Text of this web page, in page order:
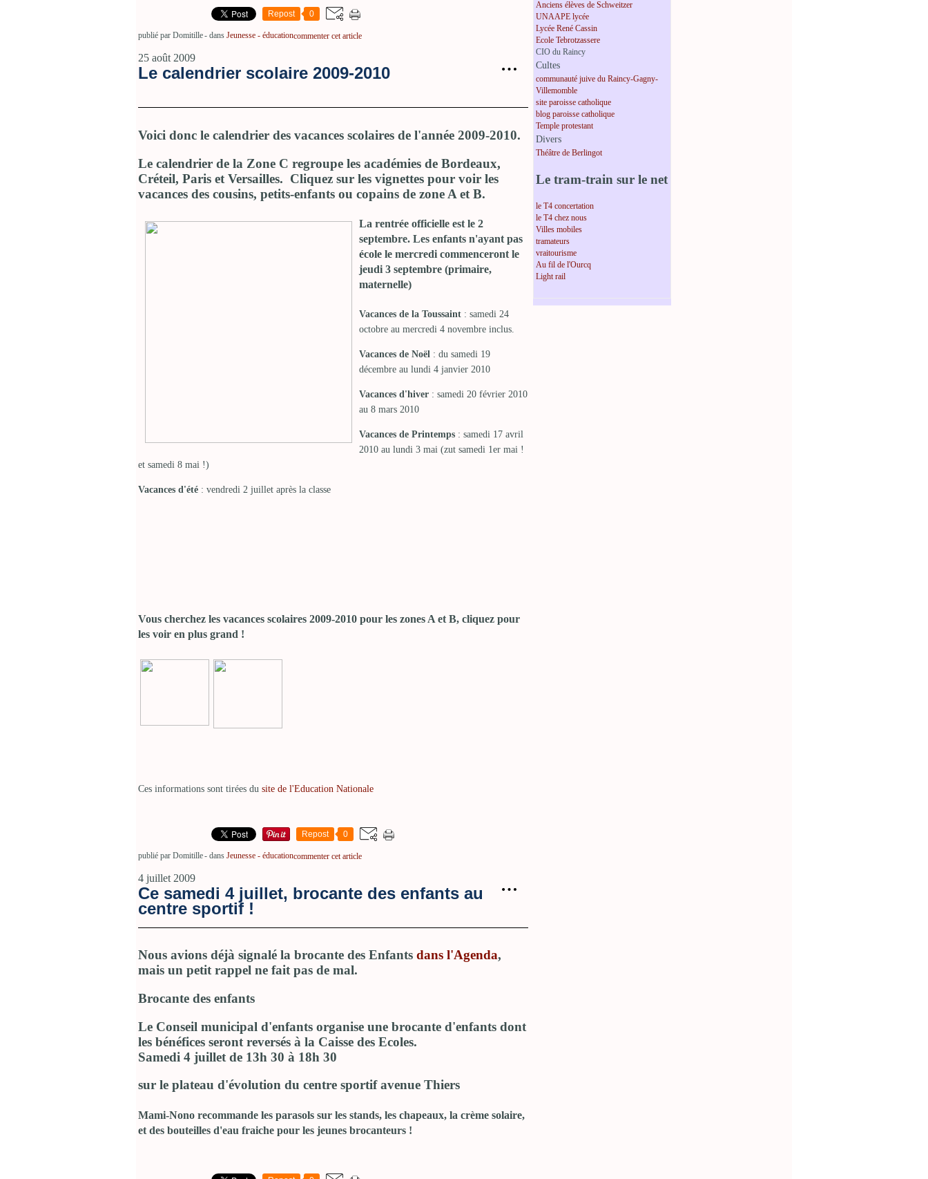
Repost 0
publié par Domitille- dans Jeunesse - éducationcommenter cet article
…
25 août 2009
Le calendrier scolaire 2009-2010
Voici donc le calendrier des vacances scolaires de l'année 2009-2010.
Le calendrier de la Zone C regroupe les académies de Bordeaux,
Créteil, Paris et Versailles. Cliquez sur les vignettes pour voir les
vacances des cousins, petits-enfants ou copains de zone A et B.
La rentrée officielle est le 2
septembre. Les enfants n'ayant pas
école le mercredi commenceront le
jeudi 3 septembre (primaire,
maternelle)
Vacances de la Toussaint : samedi 24
octobre au mercredi 4 novembre inclus.
Vacances de Noël : du samedi 19
décembre au lundi 4 janvier 2010
Vacances d'hiver : samedi 20 février 2010
au 8 mars 2010
Vacances de Printemps : samedi 17 avril
2010 au lundi 3 mai (zut samedi 1er mai !
et samedi 8 mai !)
Vacances d'été : vendredi 2 juillet après la classe
Vous cherchez les vacances scolaires 2009-2010 pour les zones A et B, cliquez pour
les voir en plus grand !
Ces informations sont tirées du site de l'Education Nationale
Repost 0
publié par Domitille- dans Jeunesse - éducationcommenter cet article
…
4 juillet 2009
Ce samedi 4 juillet, brocante des enfants au
centre sportif !
Nous avions déjà signalé la brocante des Enfants dans l'Agenda,
mais un petit rappel ne fait pas de mal.
Brocante des enfants
Le Conseil municipal d'enfants organise une brocante d'enfants dont
les bénéfices seront reversés à la Caisse des Ecoles.
Samedi 4 juillet de 13h 30 à 18h 30
sur le plateau d'évolution du centre sportif avenue Thiers
Mami-Nono recommande les parasols sur les stands, les chapeaux, la crème solaire,
et des bouteilles d'eau fraiche pour les jeunes brocanteurs !
Anciens élèves de Schweitzer
UNAAPE lycée
Lycée René Cassin
Ecole Tebrotzassere
CIO du Raincy
Cultes
communauté juive du Raincy-Gagny-
Villemomble
site paroisse catholique
blog paroisse catholique
Temple protestant
Divers
Théâtre de Berlingot
Le tram-train sur le net
le T4 concertation
le T4 chez nous
Villes mobiles
tramateurs
vraitourisme
Au fil de l'Ourcq
Light rail